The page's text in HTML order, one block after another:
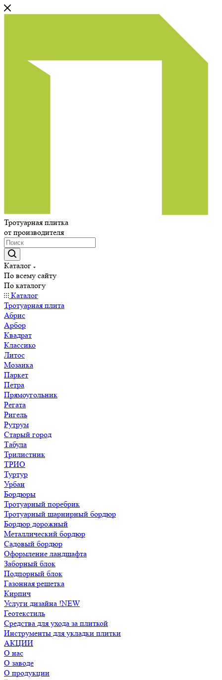
Тротуарная плитка
от производителя
Каталог
По всему сайту
По каталогу
Каталог
Тротуарная плита
Абрис
Арбор
Квадрат
Классико
Литос
Мозаика
Паркет
Петра
Прямоугольник
Регата
Ригель
Рутрум
Старый город
Табула
Трилистник
ТРИО
Туртур
Урбан
Бордюры
Тротуарный поребрик
Тротуарный шарнирный бордюр
Бордюр дорожный
Металлический бордюр
Садовый бордюр
Оформление ландшафта
Заборный блок
Подпорный блок
Газонная решетка
Кирпич
Услуги дизайна !NEW
Геотекстиль
Средства для ухода за плиткой
Инструменты для укладки плитки
АКЦИИ
О нас
О заводе
О продукции